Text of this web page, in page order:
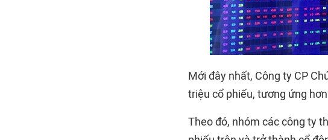
Mới đây nhất, Công ty CP
triệu cổ phiếu, tương ứng
Theo đó, nhóm các công ty